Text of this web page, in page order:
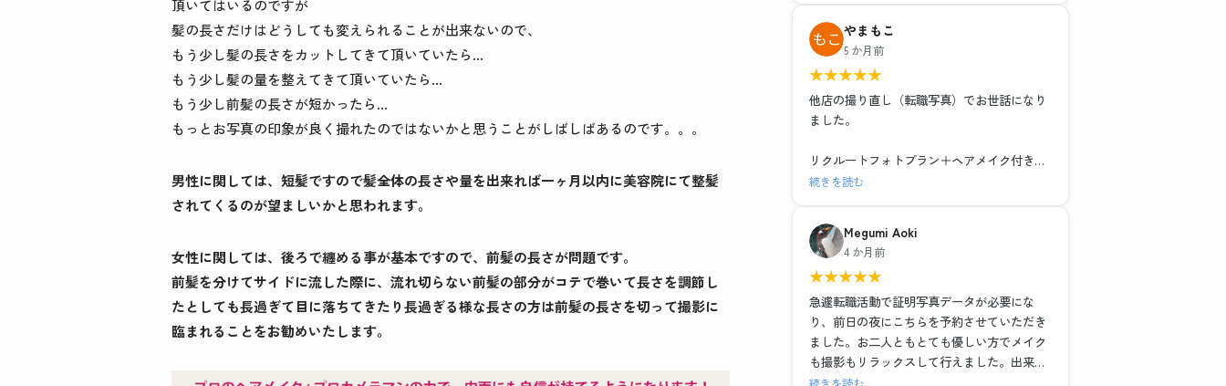
頂いてはいるのですが
髪の長さだけはどうしても変えられることが出来ないので、
もう少し髪の長さをカットしてきて頂いていたら…
もう少し髪の量を整えてきて頂いていたら…
もう少し前髪の長さが短かったら…
もっとお写真の印象が良く撮れたのではないかと思うことがしばしばあるのです。。。
男性に関しては、短髪ですので髪全体の長さや量を出来れば一ヶ月以内に美容院にて整髪
されてくるのが望ましいかと思われます。
女性に関しては、後ろで纏める事が基本ですので、前髪の長さが問題です。
前髪を分けてサイドに流した際に、流れ切らない前髪の部分がコテで巻いて長さを調節し
たとしても長過ぎて目に落ちてきたり長過ぎる様な長さの方は前髪の長さを切って撮影に
臨まれることをお勧めいたします。
ました。
1組ごとの撮影で落ち着いた環境と、ヘアメイ
クや撮影も担当の方がとても丁寧な対応でし
た。レタッチもその場で説明を受けながら行
っていただき、納得のいく仕上がりでデータ
も種類多く頂けました。お二人に感謝の気持
やまもこ
5 か月前
★★★★★
他店の撮り直し（転職写真）でお世話になり
ました。
リクルートフォトプラン＋ヘアメイク付き
レタッチ強度別・背景3種類のデータと写真6
ヘアメイクも撮影もレタッチも全て大満足で
した！！
最近よくある就活写真専門のチェーン店とは
一つ一つの工程の丁寧さが全然違いますし、
他店が11,000円だったことを考えるとかなり
お得に感じます。
流れ作業ではなく、その人に合った提案や対
続きを読む
Megumi Aoki
4 か月前
★★★★★
急遽転職活動で証明写真データが必要にな
り、前日の夜にこちらを予約させていただき
ました。お二人ともとても優しい方でメイク
も撮影もリラックスして行えました。出来上
がった写真はそのまま社員証に使っても問題